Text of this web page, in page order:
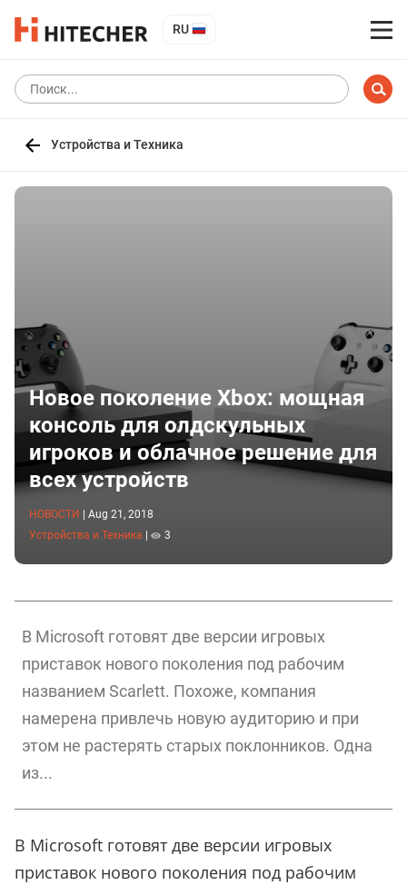
RU
Устройства и Техника
Новое поколение Xbox: мощная
консоль для олдскульных
игроков и облачное решение для
всех устройств
НОВОСТИ
Aug 21, 2018
Устройства и Техника
3
В Microsoft готовят две версии игровых
приставок нового поколения под рабочим
названием Scarlett. Похоже, компания
намерена привлечь новую аудиторию и при
этом не растерять старых поклонников. Одна
из...
В Microsoft готовят две версии игровых
приставок нового поколения под рабочим